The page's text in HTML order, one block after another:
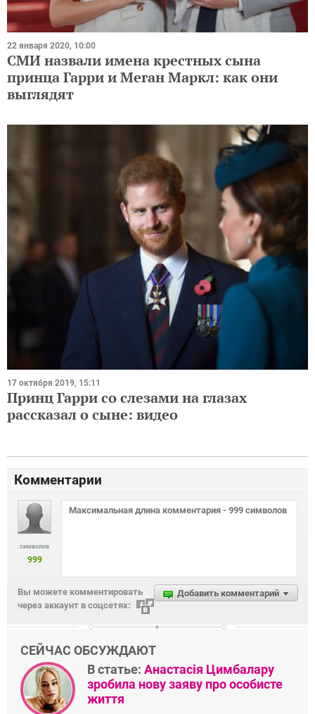
22 января 2020, 10:00
СМИ назвали имена крестных сына
принца Гарри и Меган Маркл: как они
выглядят
17 октября 2019, 15:11
Принц Гарри со слезами на глазах
рассказал о сыне: видео
Комментарии
символов
999
Добавить комментарий
Вы можете комментировать
через аккаунт в соцсетях:
СЕЙЧАС ОБСУЖДАЮТ
В статье: Анастасія Цимбалару
зробила нову заяву про особисте
життя